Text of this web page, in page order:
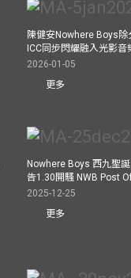
陳健安Nowhere Boys
ICC同步閃耀融入光影音
2026-01-05
更多
Nowhere Boys 西九聖
告1.30開騷 NWB Post
2025-12-25
更多